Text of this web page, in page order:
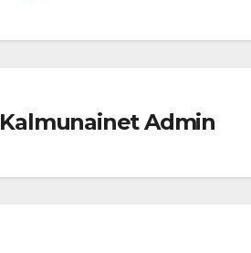
Kalmunainet Admin